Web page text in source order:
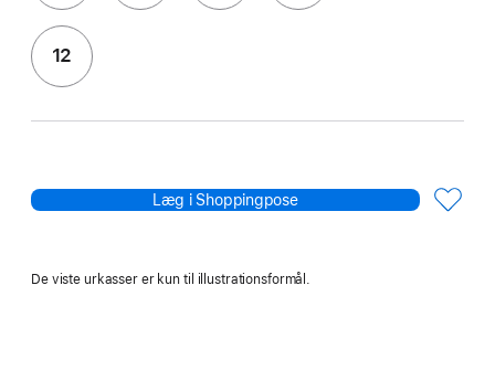
12
Læg i Shoppingpose
De viste urkasser er kun til illustrationsformål.